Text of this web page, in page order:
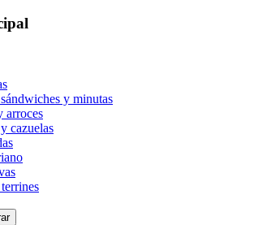
y minutas
arroces
cazuelas